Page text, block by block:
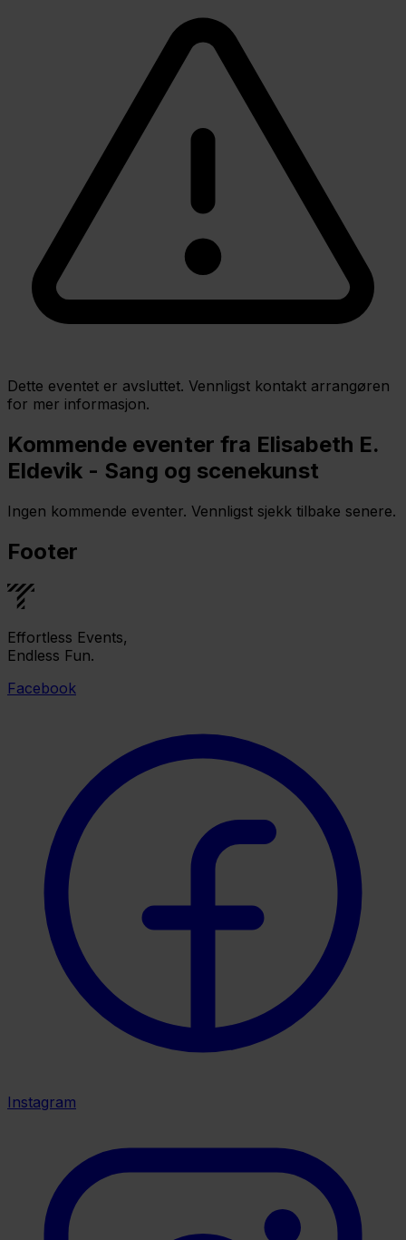
Dette eventet er avsluttet. Vennligst kontakt arrangøren
for mer informasjon.
Kommende eventer fra Elisabeth E.
Eldevik - Sang og scenekunst
Ingen kommende eventer. Vennligst sjekk tilbake senere.
Footer
Effortless Events,
Endless Fun.
Facebook
Instagram